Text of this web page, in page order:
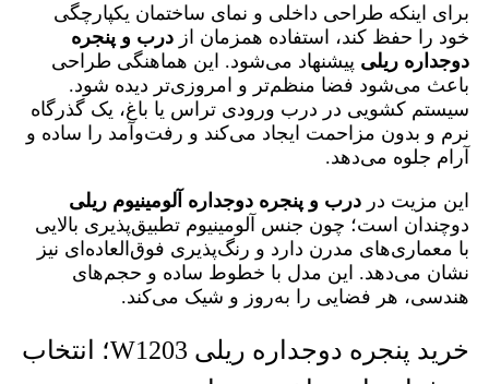
برای اینکه طراحی داخلی و نمای ساختمان یکپارچگی
خود را حفظ کند، استفاده همزمان از درب و پنجره
دوجداره ریلی پیشنهاد می‌شود. این هماهنگی طراحی
باعث می‌شود فضا منظم‌تر و امروزی‌تر دیده شود.
سیستم کشویی در درب ورودی تراس یا باغ، یک گذرگاه
نرم و بدون مزاحمت ایجاد می‌کند و رفت‌وآمد را ساده و
آرام جلوه می‌دهد.
این مزیت در درب و پنجره دوجداره آلومینیوم ریلی
دوچندان است؛ چون جنس آلومینیوم تطبیق‌پذیری بالایی
با معماری‌های مدرن دارد و رنگ‌پذیری فوق‌العاده‌ای نیز
نشان می‌دهد. این مدل با خطوط ساده و حجم‌های
هندسی، هر فضایی را به‌روز و شیک می‌کند.
خرید پنجره دوجداره ریلی W1203؛ انتخاب